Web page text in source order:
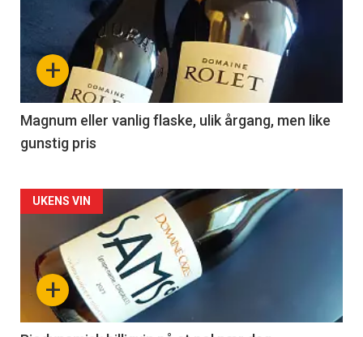
akkurat
nå
3
+
Magnum eller vanlig flaske, ulik årgang, men like
gunstig pris
Forsiden
akkurat
nå+
UKENS VIN